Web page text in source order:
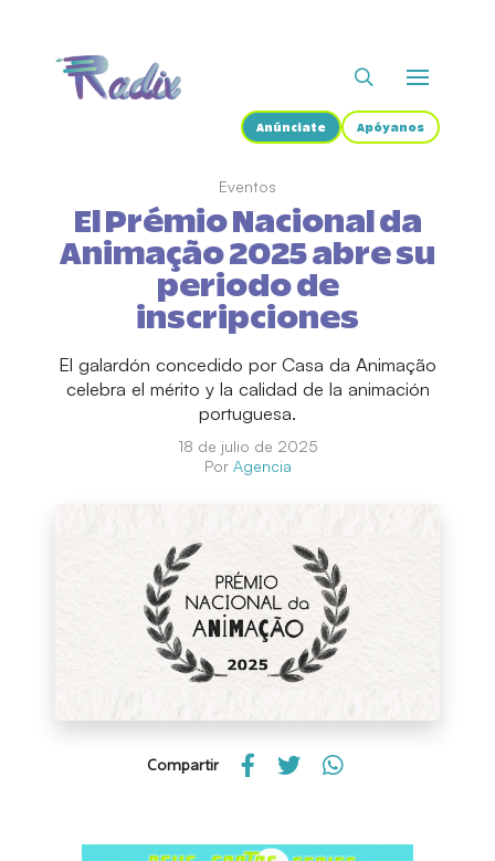
Anúnciate Apóyanos
Eventos
El Prémio Nacional da
Animação 2025 abre su
periodo de
inscripciones
El galardón concedido por Casa da Animação
celebra el mérito y la calidad de la animación
portuguesa.
18 de julio de 2025
Por Agencia
Compartir